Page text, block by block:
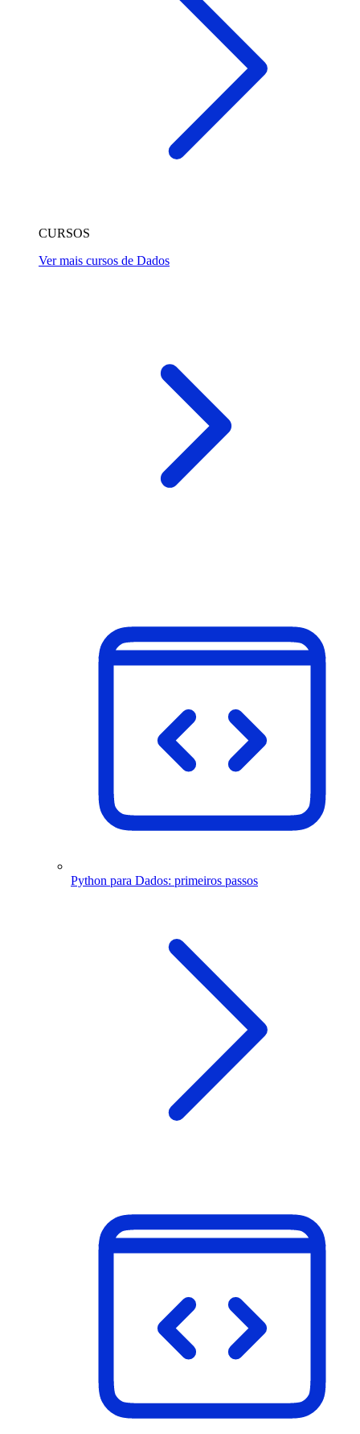
CURSOS
Ver mais cursos de Dados
Python para Dados: primeiros passos